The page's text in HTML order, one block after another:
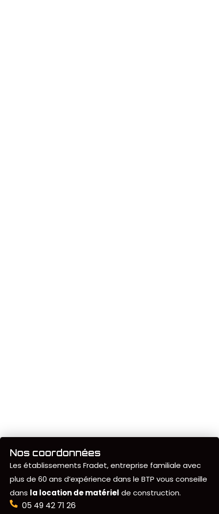
Nos coordonnées
Les établissements Fradet, entreprise familiale avec
plus de 60 ans d’expérience dans le BTP vous conseille
dans la location de matériel de construction.
05 49 42 71 26